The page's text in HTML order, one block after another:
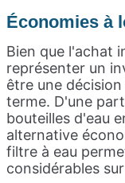
Économies à
Bien que l'achat
représenter un
être une
terme. D'une
bouteilles d'eau
alternative
filtre à eau
considérables